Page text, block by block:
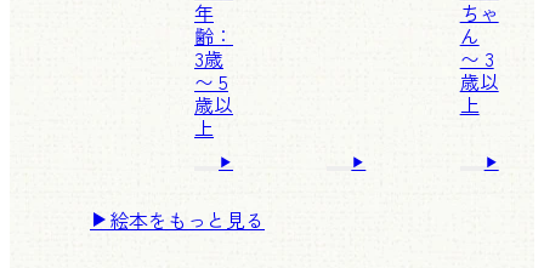
年
齢：
3歳
〜 5
歳以
上
ちゃ
ん
〜 3
歳以
上
絵本をもっと見る